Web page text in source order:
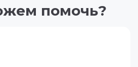
помочь?